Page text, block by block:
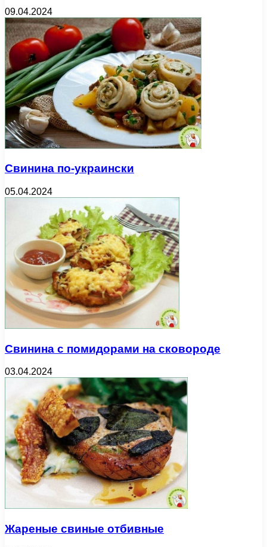
09.04.2024
Свинина по-украински
05.04.2024
Свинина с помидорами на сковороде
03.04.2024
Жареные свиные отбивные